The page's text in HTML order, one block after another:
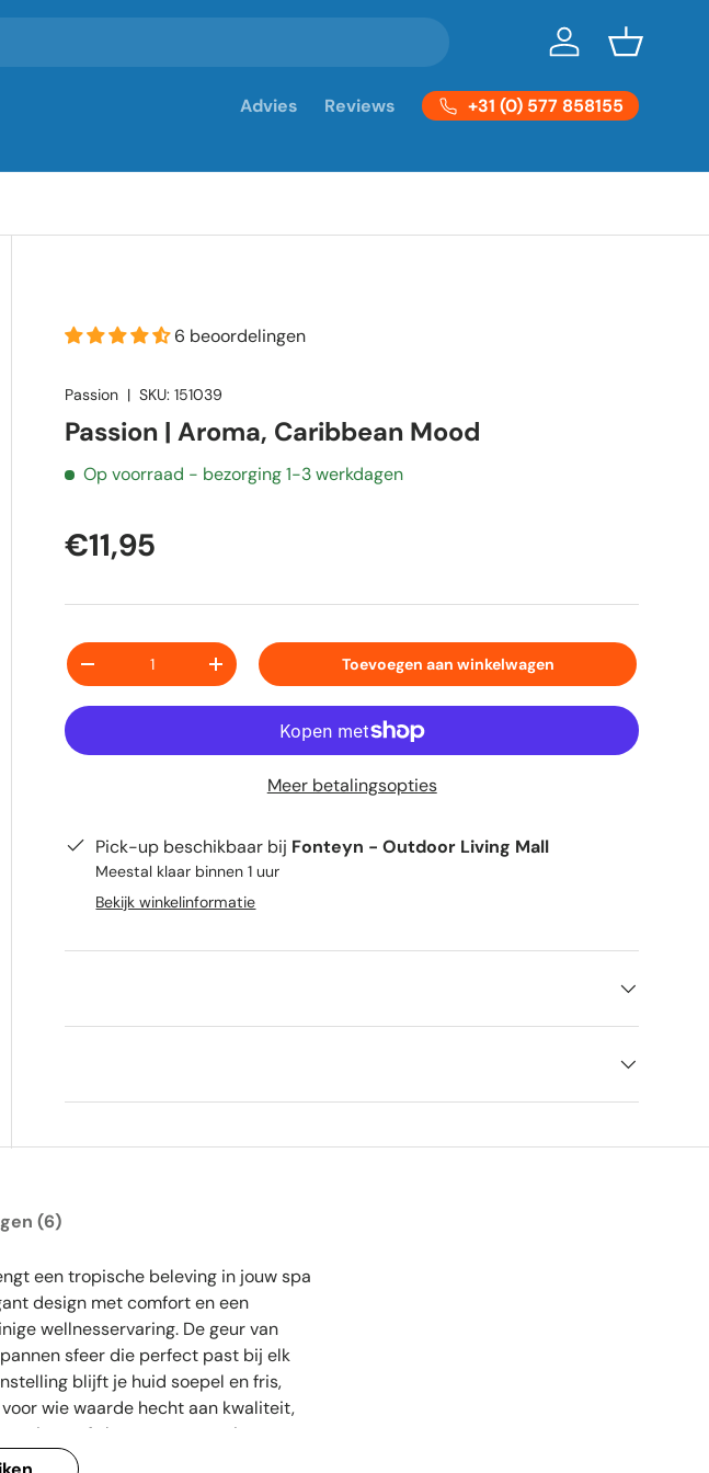
InloggenMandje
Advies Reviews +31 (0) 577 858155
6 beoordelingen
Passion |SKU: 151039
Passion | Aroma, Caribbean Mood
Op voorraad - bezorging 1-3 werkdagen
€11,95
Aantal
-
+ Toevoegen aan winkelwagen
Meer betalingsopties
Pick-up beschikbaar bij Fonteyn - Outdoor Living Mall
Meestal klaar binnen 1 uur
Bekijk winkelinformatie
(6)
een tropische beleving in jouw spa
design met comfort en een
wellnesservaring. De geur van
sfeer die perfect past bij elk
blijft je huid soepel en fris,
wie waarde hecht aan kwaliteit,
of showroomomgeving.